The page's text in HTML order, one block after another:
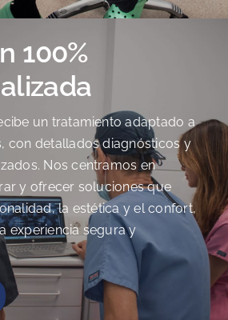
100%
un tratamiento adaptado a
con detallados diagnósticos y
Nos centramos en
y ofrecer soluciones que
la estética y el confort,
experiencia segura y